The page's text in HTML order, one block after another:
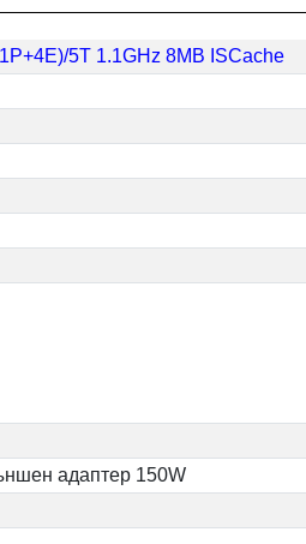
5T 1.1GHz 8MB ISCache
адаптер 150W